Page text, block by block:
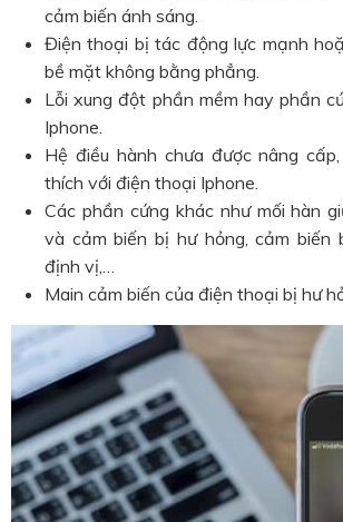
cảm biến ánh sáng.
Điện thoại bị tác động lực mạnh
bề mặt không bằng phẳng.
Lỗi xung đột phần mềm hay phần
Iphone.
Hệ điều hành chưa được nâng
thích với điện thoại Iphone.
Các phần cứng khác như mối hàn
và cảm biến bị hư hỏng, cảm biến
định vị,…
Main cảm biến của điện thoại bị hư